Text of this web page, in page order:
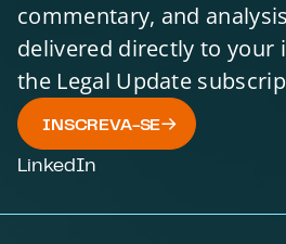
commentary, and
delivered directly to your
the Legal Update
INSCREVA-SE
LinkedIn